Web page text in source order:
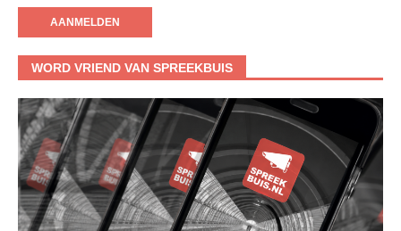
WORD VRIEND VAN SPREEKBUIS